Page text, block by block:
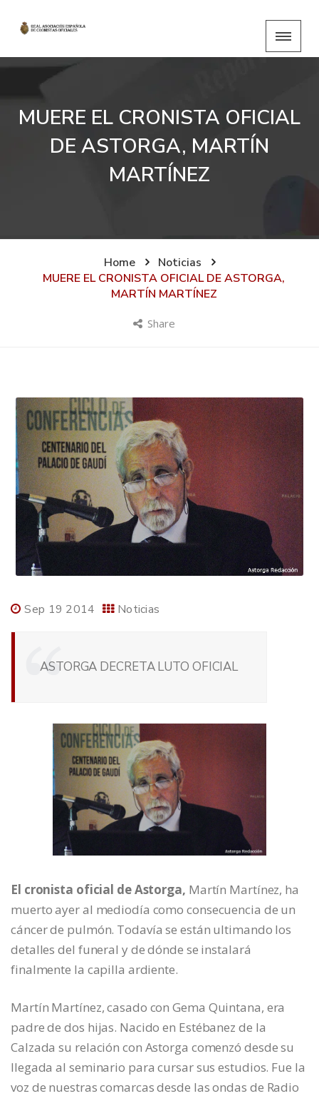
MUERE EL CRONISTA OFICIAL
DE ASTORGA, MARTÍN
MARTÍNEZ
Home
Noticias
MUERE EL CRONISTA OFICIAL DE ASTORGA,
MARTÍN MARTÍNEZ
Share
Sep 19 2014 Noticias
ASTORGA DECRETA LUTO OFICIAL
El cronista oficial de Astorga, Martín Martínez, ha
muerto ayer al mediodía como consecuencia de un
cáncer de pulmón. Todavía se están ultimando los
detalles del funeral y de dónde se instalará
finalmente la capilla ardiente.
Martín Martínez, casado con Gema Quintana, era
padre de dos hijas. Nacido en Estébanez de la
Calzada su relación con Astorga comenzó desde su
llegada al seminario para cursar sus estudios. Fue la
voz de nuestras comarcas desde las ondas de Radio